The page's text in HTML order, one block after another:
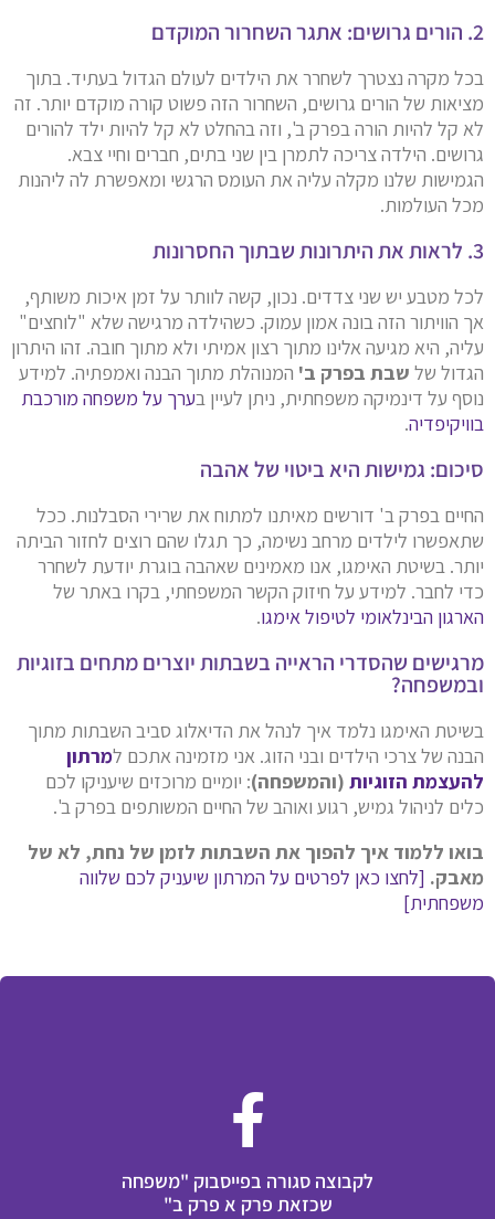
2. הורים גרושים: אתגר השחרור המוקדם
בכל מקרה נצטרך לשחרר את הילדים לעולם הגדול בעתיד. בתוך
מציאות של הורים גרושים, השחרור הזה פשוט קורה מוקדם יותר. זה
לא קל להיות הורה בפרק ב', וזה בהחלט לא קל להיות ילד להורים
גרושים. הילדה צריכה לתמרן בין שני בתים, חברים וחיי צבא.
הגמישות שלנו מקלה עליה את העומס הרגשי ומאפשרת לה ליהנות
מכל העולמות.
3. לראות את היתרונות שבתוך החסרונות
לכל מטבע יש שני צדדים. נכון, קשה לוותר על זמן איכות משותף,
אך הוויתור הזה בונה אמון עמוק. כשהילדה מרגישה שלא "לוחצים"
עליה, היא מגיעה אלינו מתוך רצון אמיתי ולא מתוך חובה. זהו היתרון
הגדול של שבת בפרק ב' המנוהלת מתוך הבנה ואמפתיה. למידע
נוסף על דינמיקה משפחתית, ניתן לעיין בערך על משפחה מורכבת
בוויקיפדיה.
סיכום: גמישות היא ביטוי של אהבה
החיים בפרק ב' דורשים מאיתנו למתוח את שרירי הסבלנות. ככל
שתאפשרו לילדים מרחב נשימה, כך תגלו שהם רוצים לחזור הביתה
יותר. בשיטת האימגו, אנו מאמינים שאהבה בוגרת יודעת לשחרר
כדי לחבר. למידע על חיזוק הקשר המשפחתי, בקרו באתר של
הארגון הבינלאומי לטיפול אימגו.
מרגישים שהסדרי הראייה בשבתות יוצרים מתחים בזוגיות
ובמשפחה?
בשיטת האימגו נלמד איך לנהל את הדיאלוג סביב השבתות מתוך
הבנה של צרכי הילדים ובני הזוג. אני מזמינה אתכם למרתון
להעצמת הזוגיות (והמשפחה): יומיים מרוכזים שיעניקו לכם
כלים לניהול גמיש, רגוע ואוהב של החיים המשותפים בפרק ב'.
בואו ללמוד איך להפוך את השבתות לזמן של נחת, לא של
מאבק. [לחצו כאן לפרטים על המרתון שיעניק לכם שלווה
משפחתית]
לקבוצה סגורה בפייסבוק "משפחה
שכזאת פרק א פרק ב"